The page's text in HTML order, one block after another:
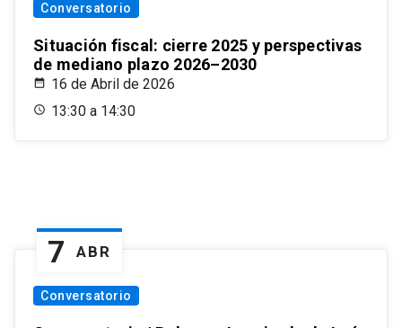
Conversatorio
Situación fiscal: cierre 2025 y perspectivas
de mediano plazo 2026–2030
16 de Abril de 2026
13:30 a 14:30
7 ABR
Conversatorio